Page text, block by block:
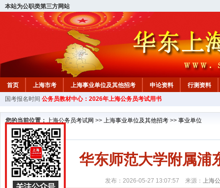
本站为公职类第三方网站
首页 上海市考 上海事业单位及其他招考 申论资料
行测资料
国考报名时间 公务员教材中心：2026年上海公务员考试用书
您的当前位置： 上海公务员考试网 >> 上海事业单位及其他招考 >> 事业单位
华东师范大学附属浦
发布：2026-05-27 13:07:57 来源： 上海